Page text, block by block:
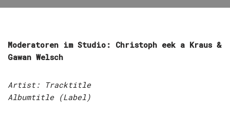
Moderatoren im Studio: Christoph eek a Kraus &
Gawan Welsch
Artist: Tracktitle
Albumtitle (Label)